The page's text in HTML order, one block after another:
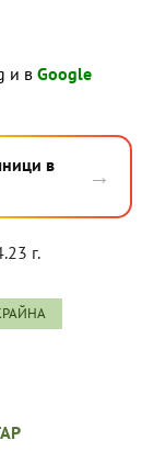
и в Google
в
→
г.